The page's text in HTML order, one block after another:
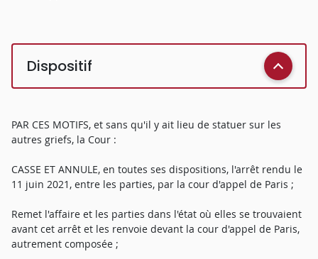
Dispositif
PAR CES MOTIFS, et sans qu'il y ait lieu de statuer sur les
autres griefs, la Cour :
CASSE ET ANNULE, en toutes ses dispositions, l'arrêt rendu le
11 juin 2021, entre les parties, par la cour d'appel de Paris ;
Remet l'affaire et les parties dans l'état où elles se trouvaient
avant cet arrêt et les renvoie devant la cour d'appel de Paris,
autrement composée ;